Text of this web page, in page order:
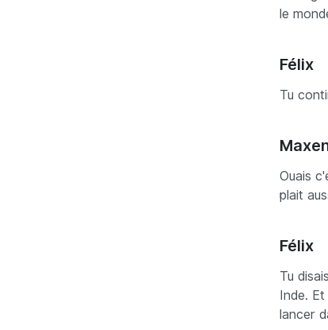
le
Félix
Tu
Ouais
plait
Félix
Tu
Inde.
lancer